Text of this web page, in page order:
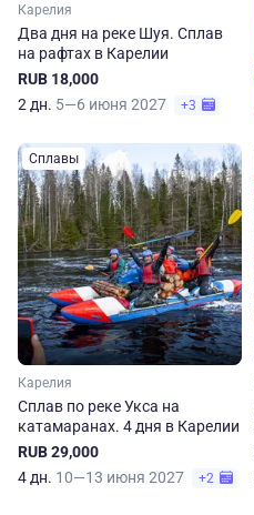
Карелия
Два дня на реке Шуя. Сплав
на рафтах в Карелии
RUB 18,000
2 дн. 5—6 июня 2027 +3
Сплавы
Карелия
Сплав по реке Укса на
катамаранах. 4 дня в Карелии
RUB 29,000
4 дн. 10—13 июня 2027 +2